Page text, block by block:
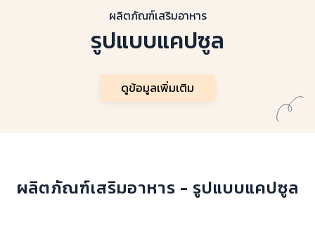
ผลิตภัณฑ์เสริมอาหาร
รูปแบบแคปซูล
ดูข้อมูลเพิ่มเติม
ผลิตภัณฑ์เสริมอาหาร - รูปแบบแคปซูล